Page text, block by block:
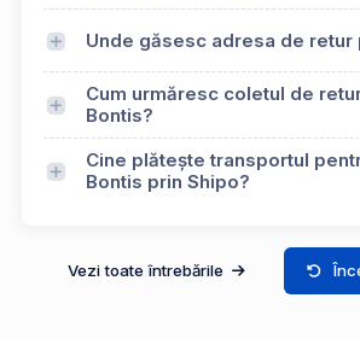
Unde găsesc adresa de retur
Cum urmăresc coletul de
Bontis?
Cine plătește transportul
Bontis prin Shipo?
Vezi toate întrebările